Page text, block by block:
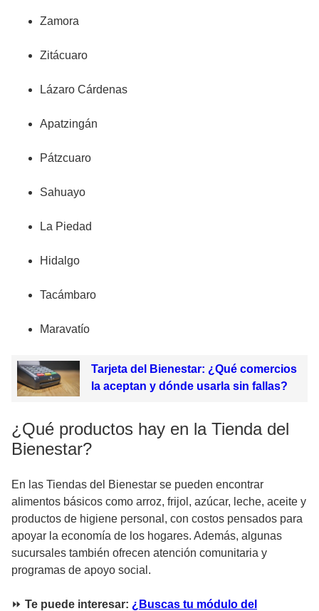
Zamora
Zitácuaro
Lázaro Cárdenas
Apatzingán
Pátzcuaro
Sahuayo
La Piedad
Hidalgo
Tacámbaro
Maravatío
Tarjeta del Bienestar: ¿Qué comercios
la aceptan y dónde usarla sin fallas?
¿Qué productos hay en la Tienda del
Bienestar?
En las Tiendas del Bienestar se pueden encontrar
alimentos básicos como arroz, frijol, azúcar, leche, aceite y
productos de higiene personal, con costos pensados para
apoyar la economía de los hogares. Además, algunas
sucursales también ofrecen atención comunitaria y
programas de apoyo social.
⏩ Te puede interesar: ¿Buscas tu módulo del